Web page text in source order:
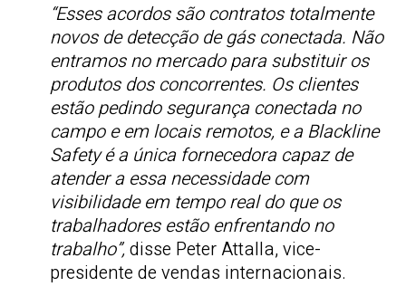
“Esses acordos são contratos totalmente
novos de detecção de gás conectada. Não
entramos no mercado para substituir os
produtos dos concorrentes. Os clientes
estão pedindo segurança conectada no
campo e em locais remotos, e a Blackline
Safety é a única fornecedora capaz de
atender a essa necessidade com
visibilidade em tempo real do que os
trabalhadores estão enfrentando no
trabalho”,disse Peter Attalla, vice-
presidente de vendas internacionais.